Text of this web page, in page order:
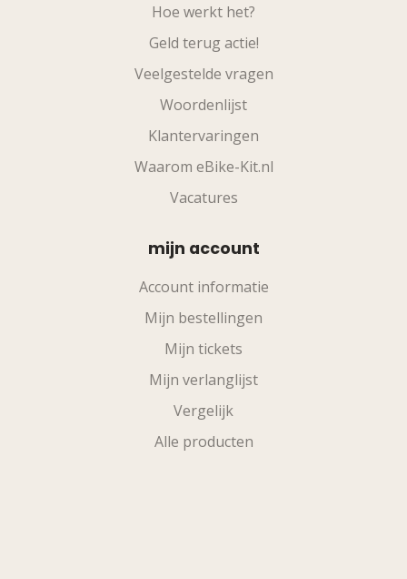
Hoe werkt het?
Geld terug actie!
Veelgestelde vragen
Woordenlijst
Klantervaringen
Waarom eBike-Kit.nl
Vacatures
mijn account
Account informatie
Mijn bestellingen
Mijn tickets
Mijn verlanglijst
Vergelijk
Alle producten